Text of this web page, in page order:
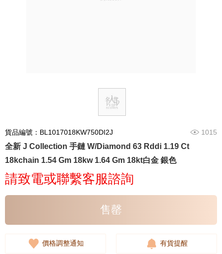
貨品編號：BL1017018KW750DI2J 1015
全新 J Collection 手鏈 W/Diamond 63 Rddi 1.19 Ct
18kchain 1.54 Gm 18kw 1.64 Gm 18kt白金 銀色
請致電或聯繫客服諮詢
售罄
價格調整通知 有貨提醒